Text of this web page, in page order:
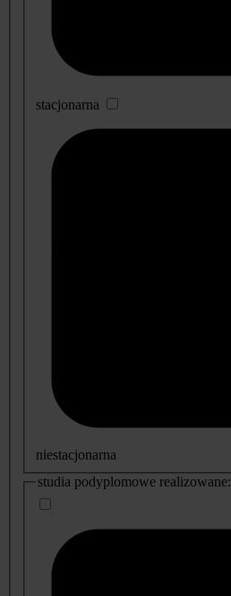
stacjonarna
niestacjonarna
studia podyplomowe realizowane: